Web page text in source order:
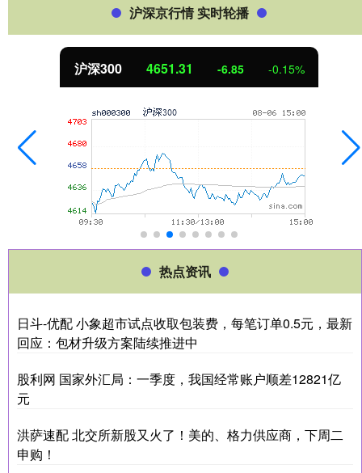
沪深京行情 实时轮播
沪深300 4651.31 -6.85 -0.15%
热点资讯
日斗-优配 小象超市试点收取包装费，每笔订单0.5元，最新
回应：包材升级方案陆续推进中
股利网 国家外汇局：一季度，我国经常账户顺差12821亿
元
洪萨速配 北交所新股又火了！美的、格力供应商，下周二
申购！